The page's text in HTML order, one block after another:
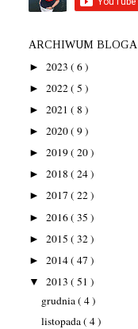
ARCHIWUM BLOGA
► 2023 ( 6 )
► 2022( 5 )
► 2021 ( 8 )
► 2020( 9 )
► 2019( 20 )
► 2018 ( 24 )
► 2017 ( 22 )
► 2016( 35 )
► 2015 ( 32 )
► 2014( 47 )
▼ 2013 ( 51 )
grudnia( 4 )
listopada( 4 )